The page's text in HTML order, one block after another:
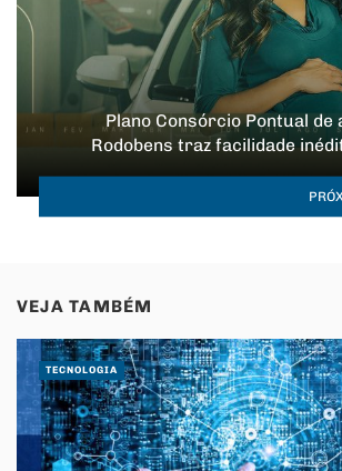
Plano Consórcio Pontual de
Rodobens traz facilidade
VEJA TAMBÉM
TECNOLOGIA